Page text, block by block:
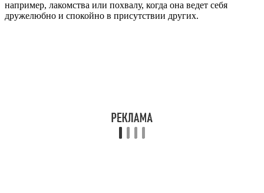
например, лакомства или похвалу, когда она ведет себя
дружелюбно и спокойно в присутствии других.